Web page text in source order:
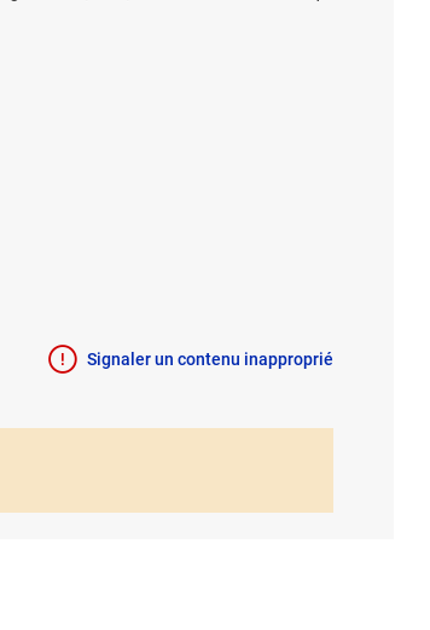
Signaler un contenu inapproprié